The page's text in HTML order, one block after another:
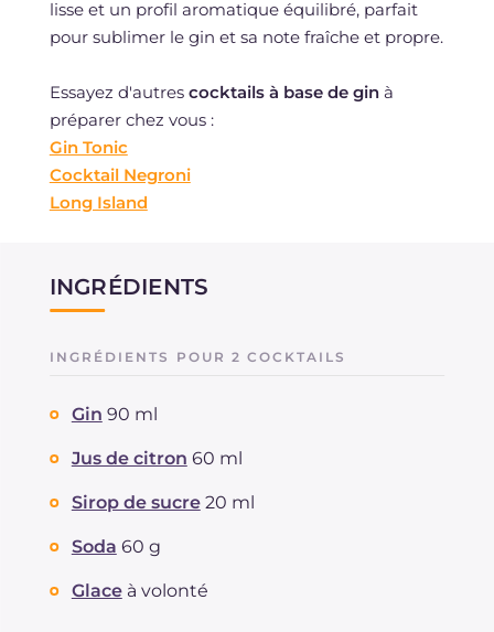
lisse et un profil aromatique équilibré, parfait
pour sublimer le gin et sa note fraîche et propre.
Essayez d'autres cocktails à base de ginà
préparer chez vous :
Gin Tonic
Cocktail Negroni
Long Island
INGRÉDIENTS
INGRÉDIENTS POUR 2 COCKTAILS
Gin 90 ml
Jus de citron 60 ml
Sirop de sucre 20 ml
Soda 60 g
Glace à volonté